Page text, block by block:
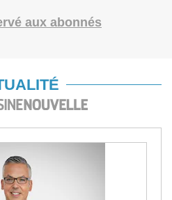
aux abonnés